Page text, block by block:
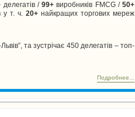
делегатів / 99+ виробників FMCG / 50+
у т. ч.20+ найкращих торгових мереж
та зустрічає 450 делегатів – топ-
Подробнее...